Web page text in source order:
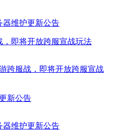
，即将开放跨服宣战玩法
新公告